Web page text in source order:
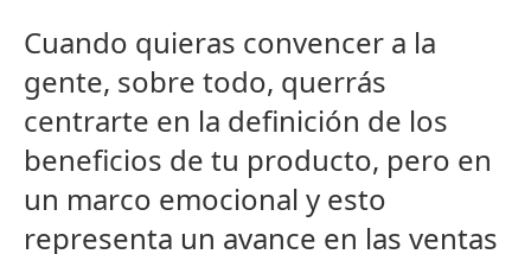
Cuando quieras convencer a la
gente, sobre todo, querrás
centrarte en la definición de los
beneficios de tu producto, pero en
un marco emocional y esto
representa un avance en las ventas